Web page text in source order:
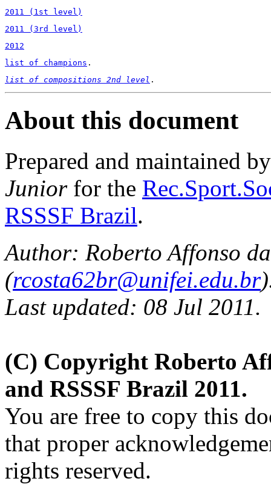
2011 (1st level)
2011 (3rd level)
2012
list of champions .
list of compositions 2nd level .
About this document
Prepared and maintained
Juniorfor the
RSSSF Brazil.
Author: Roberto Affonso
(rcosta62br@unifei.edu.br
Last updated: 08 Jul 2011.
(C) Copyright Roberto
and RSSSF Brazil 2011.
You are free to copy this
that proper
rights reserved.